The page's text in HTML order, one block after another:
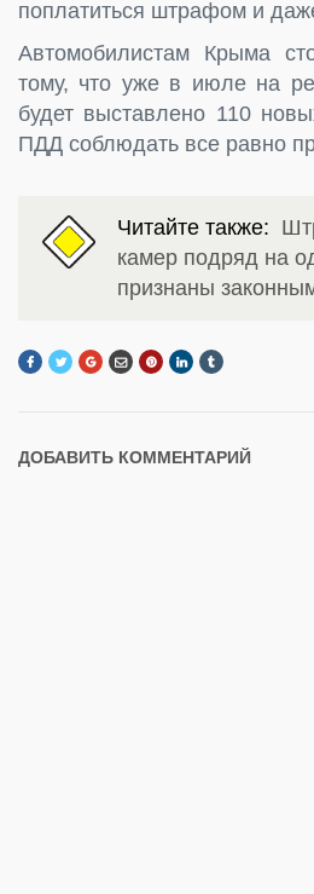
поплатиться штрафом и
Автомобилистам Крыма
тому, что уже в июле на
будет выставлено 110
ПДД соблюдать все равно
Читайте также:
камер подряд на
признаны
ДОБАВИТЬ КОММЕНТАРИЙ